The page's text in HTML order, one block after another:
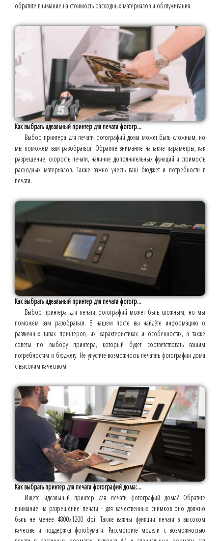
обратите внимание на стоимость расходных материалов и обслуживания.
Как выбрать идеальный принтер для печати фотогр...
Выбор принтера для печати фотографий дома может быть сложным, но
мы поможем вам разобраться. Обратите внимание на такие параметры, как
разрешение, скорость печати, наличие дополнительных функций и стоимость
расходных материалов. Также важно учесть ваш бюджет и потребности в
печати.
Как выбрать идеальный принтер для печати фотогр...
Выбор принтера для печати фотографий может быть сложным, но мы
поможем вам разобраться. В нашем посте вы найдёте информацию о
различных типах принтеров, их характеристиках и особенностях, а также
советы по выбору принтера, который будет соответствовать вашим
потребностям и бюджету. Не упустите возможность печатать фотографии дома
с высоким качеством!
Как выбрать принтер для печати фотографий дома:...
Ищете идеальный принтер для печати фотографий дома? Обратите
внимание на разрешение печати - для качественных снимков оно должно
быть не менее 4800x1200 dpi. Также важны функции печати в высоком
качестве и поддержка фотобумаги. Рассмотрите модели с возможностью